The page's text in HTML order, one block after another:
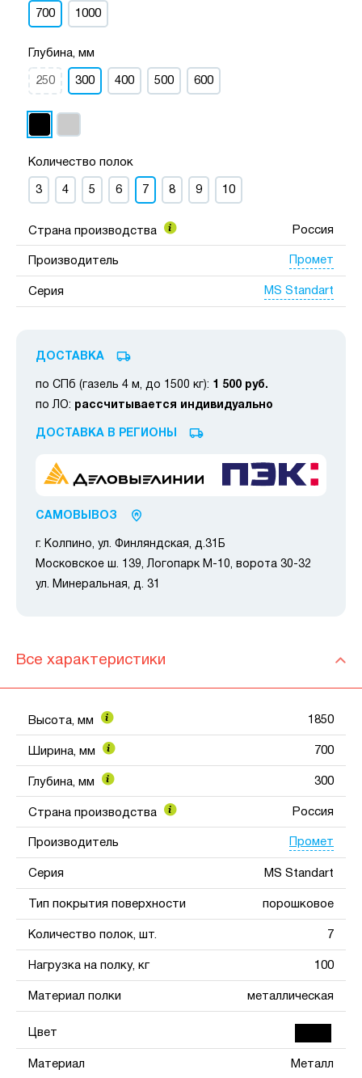
700 1000
Глубина, мм
250 300 400 500 600
Количество полок
3 4 5 6 7 8 9 10
Страна производства Россия
Производитель Промет
Серия MS Standart
ДОСТАВКА
по СПб (газель 4 м, до 1500 кг): 1 500 руб.
по ЛО: рассчитывается индивидуально
ДОСТАВКА В РЕГИОНЫ
САМОВЫВОЗ
г. Колпино, ул. Финляндская, д.31Б
Московское ш. 139, Логопарк М-10, ворота 30-32
ул. Минеральная, д. 31
Все характеристики
Высота, мм 1850
Ширина, мм 700
Глубина, мм 300
Страна производства Россия
Производитель Промет
Серия MS Standart
Тип покрытия поверхности порошковое
Количество полок, шт. 7
Нагрузка на полку, кг 100
Материал полки металлическая
Цвет
Материал Металл